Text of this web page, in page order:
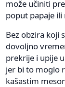
može učiniti
poput papaje
Bez obzira koji
dovoljno
prekrije i upije
jer bi to moglo
kašastim